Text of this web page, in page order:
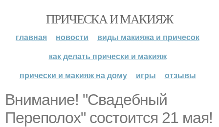
ПРИЧЕСКА И МАКИЯЖ
главная новости
виды макияжа и причесок
как делать прически и макияж
прически и макияж на дому
игры отзывы
Внимание! "Свадебный
Переполох" состоится 21 мая!